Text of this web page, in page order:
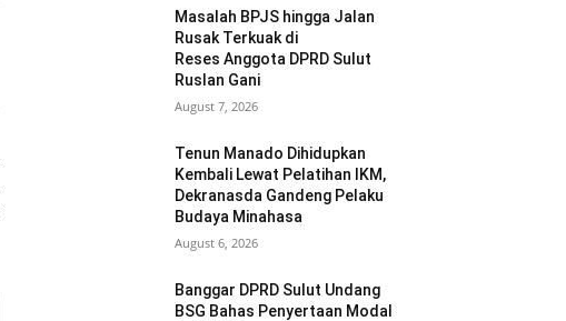
Masalah BPJS hingga Jalan
Rusak Terkuak di
Reses Anggota DPRD Sulut
Ruslan Gani
August 7, 2026
Tenun Manado Dihidupkan
Kembali Lewat Pelatihan IKM,
Dekranasda Gandeng Pelaku
Budaya Minahasa
August 6, 2026
Banggar DPRD Sulut Undang
BSG Bahas Penyertaan Modal